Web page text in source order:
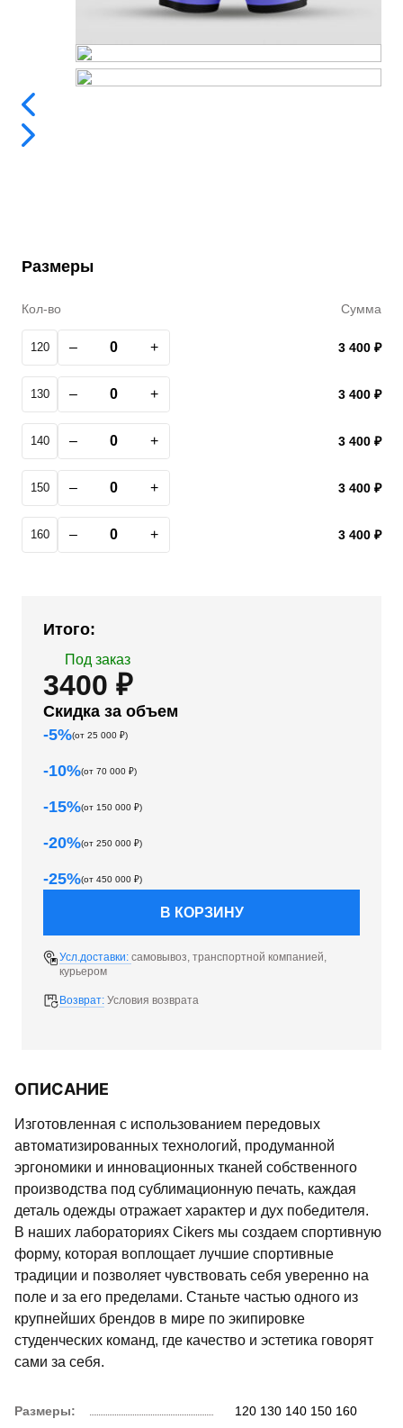
Размеры
Кол-во Сумма
120 – + 3 400 ₽
130 – + 3 400 ₽
140 – + 3 400 ₽
150 – + 3 400 ₽
160 – + 3 400 ₽
Итого:
Под заказ
3400 ₽
Скидка за объем
-5%(от 25 000 ₽)
-10%(от 70 000 ₽)
-15%(от 150 000 ₽)
-20%(от 250 000 ₽)
-25%(от 450 000 ₽)
В КОРЗИНУ
Усл.доставки: самовывоз, транспортной компанией,
курьером
Возврат: Условия возврата
ОПИСАНИЕ
Изготовленная с использованием передовых
автоматизированных технологий, продуманной
эргономики и инновационных тканей собственного
производства под сублимационную печать, каждая
деталь одежды отражает характер и дух победителя.
В наших лабораториях Cikers мы создаем спортивную
форму, которая воплощает лучшие спортивные
традиции и позволяет чувствовать себя уверенно на
поле и за его пределами. Станьте частью одного из
крупнейших брендов в мире по экипировке
студенческих команд, где качество и эстетика говорят
сами за себя.
Размеры: 120130140150160